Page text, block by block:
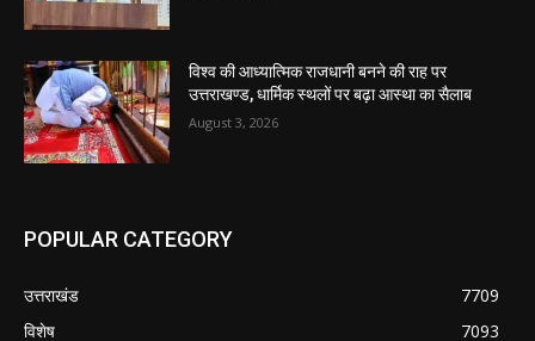
विश्व की आध्यात्मिक राजधानी बनने की राह पर
उत्तराखण्ड, धार्मिक स्थलों पर बढ़ा आस्था का सैलाब
August 3, 2026
POPULAR CATEGORY
उत्तराखंड
7709
विशेष
7093